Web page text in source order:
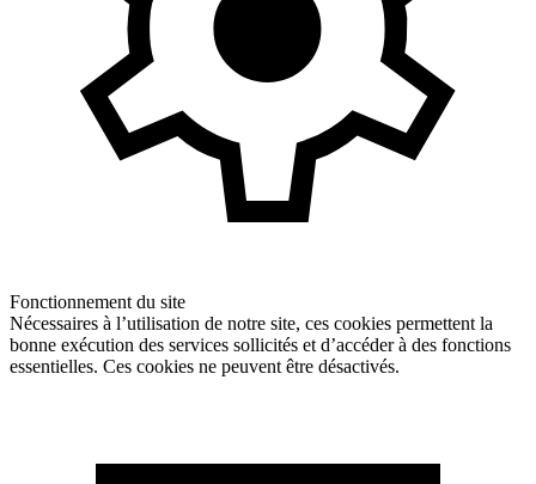
Fonctionnement du site
Nécessaires à l’utilisation de notre site, ces cookies permettent la
bonne exécution des services sollicités et d’accéder à des fonctions
essentielles. Ces cookies ne peuvent être désactivés.